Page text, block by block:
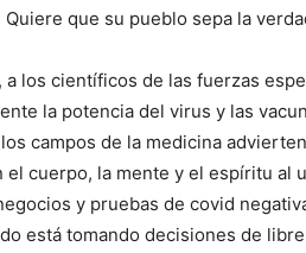
que su pueblo sepa la
a los científicos de las fuerzas
la potencia del virus y las
campos de la medicina
el cuerpo, la mente y el espíritu al
y pruebas de covid
está tomando decisiones de